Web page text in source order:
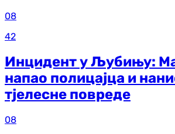
08
42
Инцидент у Љубињу:
напао полицајца и
тјелесне повреде
08